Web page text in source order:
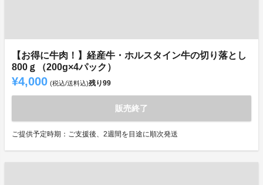
【お得に牛肉！】経産牛・ホルスタイン牛の切り落とし
800ｇ（200g×4パック）
¥4,000 (税込/送料込)残り99
販売終了
ご提供予定時期：ご支援後、2週間を目途に順次発送